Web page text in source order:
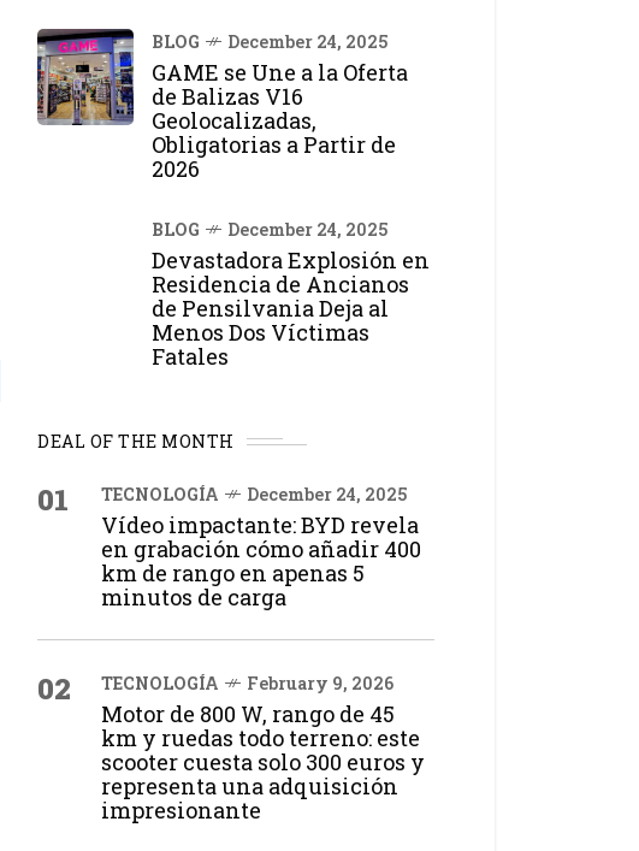
BLOG December 24, 2025
GAME se Une a la Oferta
de Balizas V16
Geolocalizadas,
Obligatorias a Partir de
2026
BLOG December 24, 2025
Devastadora Explosión en
Residencia de Ancianos
de Pensilvania Deja al
Menos Dos Víctimas
Fatales
DEAL OF THE MONTH
01 TECNOLOGÍA December 24, 2025
Vídeo impactante: BYD revela
en grabación cómo añadir 400
km de rango en apenas 5
minutos de carga
02 TECNOLOGÍA February 9, 2026
Motor de 800 W, rango de 45
km y ruedas todo terreno: este
scooter cuesta solo 300 euros y
representa una adquisición
impresionante